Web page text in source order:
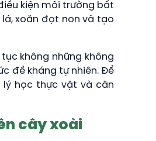
kiện môi trường bất
xoăn đọt non và tạo
không những không
đề kháng tự nhiên. Để
học thực vật và cân
cây xoài